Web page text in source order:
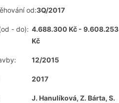
od:3Q/2017
- do): 4.688.300 Kč - 9.608.253
Kč
12/2015
2017
J. Hanulíková, Z. Bárta, S.